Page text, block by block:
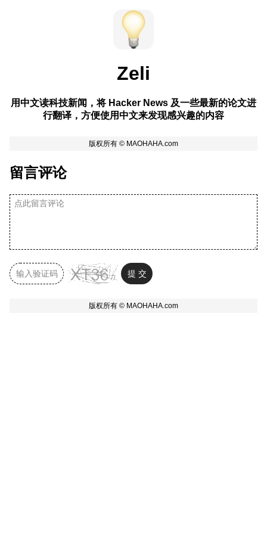
Zeli
用中文读科技新闻，将 Hacker News 及一些最新的论文进
行翻译，方便使用中文来发现感兴趣的内容
留言评论